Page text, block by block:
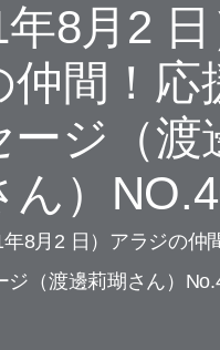
年8月2
仲間！応
ージ（渡
ん）
年8月2 日）アラジの仲
ジ（渡邊莉瑚さん）